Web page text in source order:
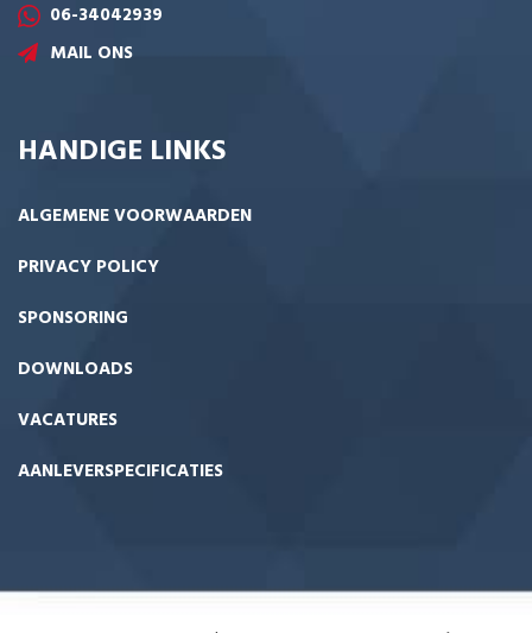
06-34042939
MAIL ONS
HANDIGE LINKS
ALGEMENE VOORWAARDEN
PRIVACY POLICY
SPONSORING
DOWNLOADS
VACATURES
AANLEVERSPECIFICATIES